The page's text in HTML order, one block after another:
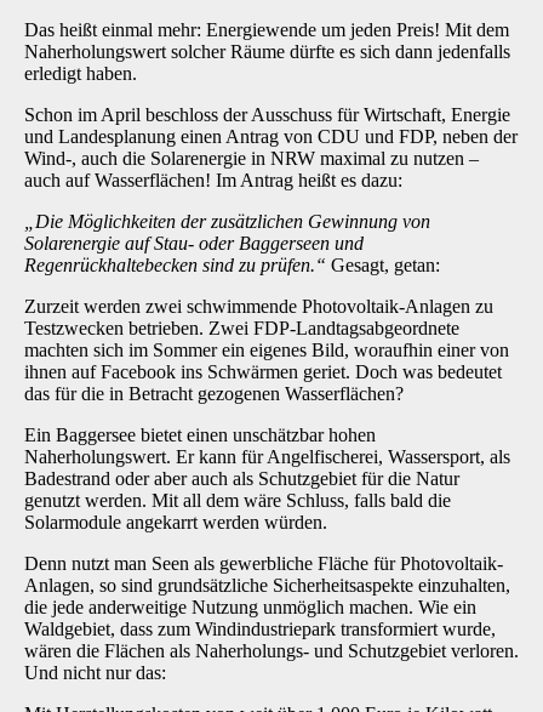
Das heißt einmal mehr: Energiewende um jeden Preis! Mit dem
Naherholungswert solcher Räume dürfte es sich dann jedenfalls
erledigt haben.
Schon im April beschloss der Ausschuss für Wirtschaft, Energie
und Landesplanung einen Antrag von CDU und FDP, neben der
Wind-, auch die Solarenergie in NRW maximal zu nutzen –
auch auf Wasserflächen! Im Antrag heißt es dazu:
„Die Möglichkeiten der zusätzlichen Gewinnung von
Solarenergie auf Stau- oder Baggerseen und
Regenrückhaltebecken sind zu prüfen.“ Gesagt, getan:
Zurzeit werden zwei schwimmende Photovoltaik-Anlagen zu
Testzwecken betrieben. Zwei FDP-Landtagsabgeordnete
machten sich im Sommer ein eigenes Bild, woraufhin einer von
ihnen auf Facebook ins Schwärmen geriet. Doch was bedeutet
das für die in Betracht gezogenen Wasserflächen?
Ein Baggersee bietet einen unschätzbar hohen
Naherholungswert. Er kann für Angelfischerei, Wassersport, als
Badestrand oder aber auch als Schutzgebiet für die Natur
genutzt werden. Mit all dem wäre Schluss, falls bald die
Solarmodule angekarrt werden würden.
Denn nutzt man Seen als gewerbliche Fläche für Photovoltaik-
Anlagen, so sind grundsätzliche Sicherheitsaspekte einzuhalten,
die jede anderweitige Nutzung unmöglich machen. Wie ein
Waldgebiet, dass zum Windindustriepark transformiert wurde,
wären die Flächen als Naherholungs- und Schutzgebiet verloren.
Und nicht nur das: